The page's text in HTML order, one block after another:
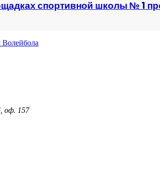
спортивной школы № 1
оф. 157